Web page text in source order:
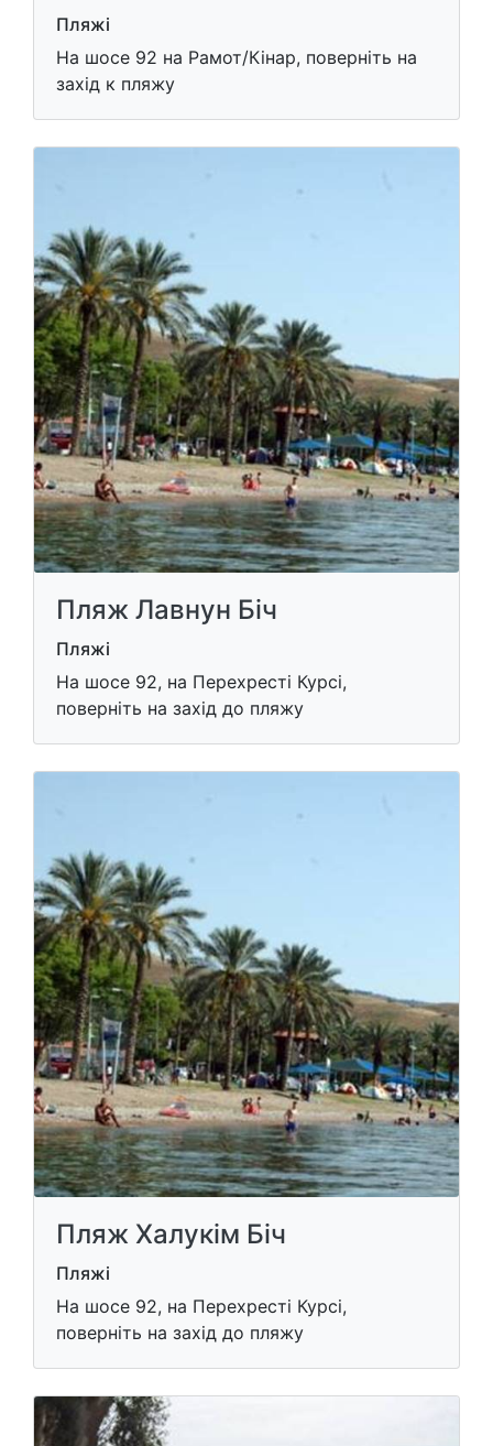
Пляжі
На шосе 92 на Рамот/Кінар, поверніть на
захід к пляжу
Пляж Лавнун Біч
Пляжі
На шосе 92, на Перехресті Курсі,
поверніть на захід до пляжу
Пляж Халукім Біч
Пляжі
На шосе 92, на Перехресті Курсі,
поверніть на захід до пляжу